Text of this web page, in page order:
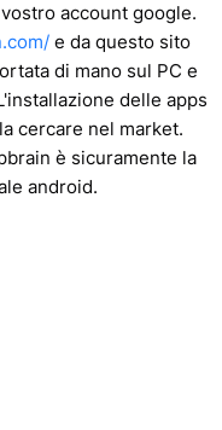
account google.
e da questo sito
di mano sul PC e
delle apps
cercare nel market.
è sicuramente la
android.